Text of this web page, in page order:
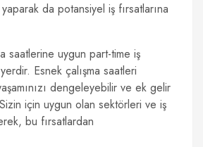
da potansiyel iş fırsatlarına
saatlerine uygun part-time iş
Esnek çalışma saatleri
dengeleyebilir ve ek gelir
için uygun olan sektörleri ve iş
bu fırsatlardan